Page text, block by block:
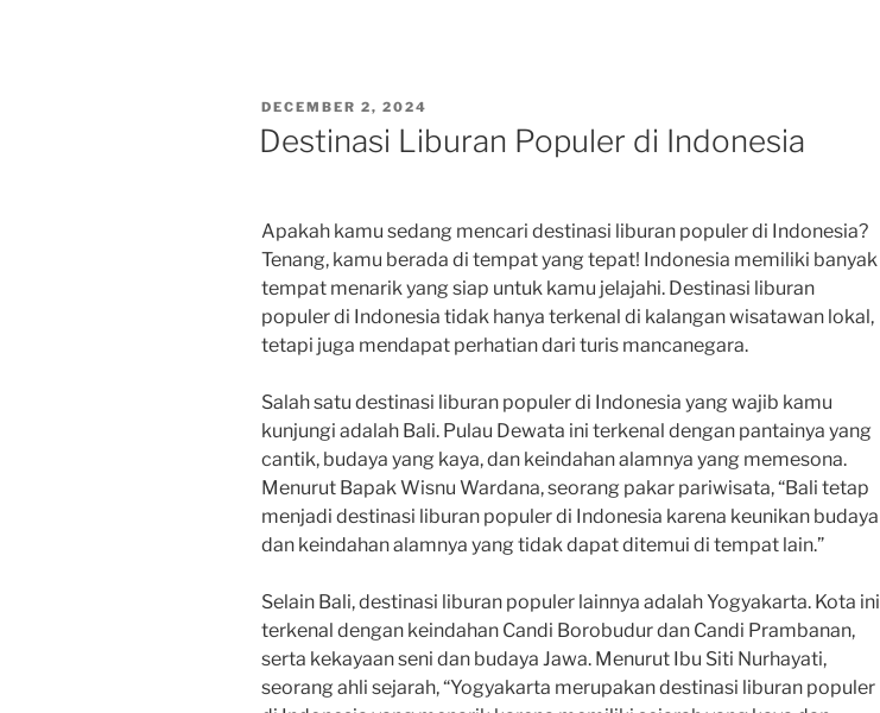
POSTED
ON
DECEMBER 2, 2024
Destinasi Liburan Populer di Indonesia
Apakah kamu sedang mencari destinasi liburan populer di Indonesia?
Tenang, kamu berada di tempat yang tepat! Indonesia memiliki banyak
tempat menarik yang siap untuk kamu jelajahi. Destinasi liburan
populer di Indonesia tidak hanya terkenal di kalangan wisatawan lokal,
tetapi juga mendapat perhatian dari turis mancanegara.
Salah satu destinasi liburan populer di Indonesia yang wajib kamu
kunjungi adalah Bali. Pulau Dewata ini terkenal dengan pantainya yang
cantik, budaya yang kaya, dan keindahan alamnya yang memesona.
Menurut Bapak Wisnu Wardana, seorang pakar pariwisata, “Bali tetap
menjadi destinasi liburan populer di Indonesia karena keunikan budaya
dan keindahan alamnya yang tidak dapat ditemui di tempat lain.”
Selain Bali, destinasi liburan populer lainnya adalah Yogyakarta. Kota ini
terkenal dengan keindahan Candi Borobudur dan Candi Prambanan,
serta kekayaan seni dan budaya Jawa. Menurut Ibu Siti Nurhayati,
seorang ahli sejarah, “Yogyakarta merupakan destinasi liburan populer